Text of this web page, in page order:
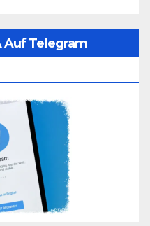
Auf Telegram